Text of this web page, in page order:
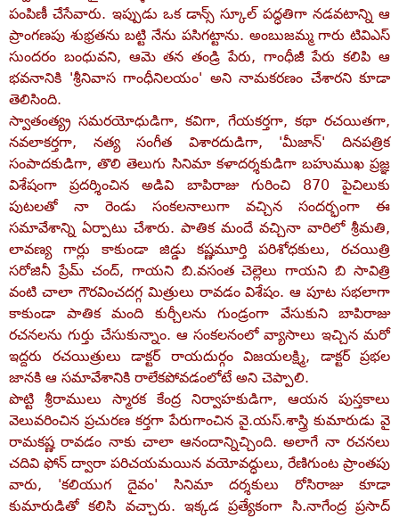
పంపిణీ చేసేవారు. ఇప్పుడు ఒక డాన్స్‌ స్కూల్‌ పద్ధతిగా నడవటాన్ని ఆ
ప్రాంగణపు శుభ్రతను బట్టి నేను పసిగట్టాను. అంబుజమ్మ గారు టివిఎస్‌
సుందరం బంధువని, ఆమె తన తండ్రి పేరు, గాంధీజీ పేరు కలిపి ఆ
భవనానికి 'శ్రీనివాస గాంధీనిలయం' అని నామకరణం చేశారని కూడా
తెలిసింది.
స్వాతంత్య్ర సమరయోధుడిగా, కవిగా, గేయకర్తగా, కథా రచయితగా,
నవలాకర్తగా, నత్య సంగీత విశారదుడిగా, 'మీజాన్‌' దినపత్రిక
సంపాదకుడిగా, తొలి తెలుగు సినిమా కళాదర్శకుడిగా బహుముఖ ప్రజ్ఞ
విశేషంగా ప్రదర్శించిన అడివి బాపిరాజు గురించి 870 పైచిలుకు
పుటలతో నా రెండు సంకలనాలుగా వచ్చిన సందర్భంగా ఈ
సమావేశాన్ని ఏర్పాటు చేశారు. పాతిక మందే వచ్చినా వారిలో శ్రీమతి,
లావణ్య గార్లు కాకుండా జిడ్డు కష్ణమూర్తి పరిశోధకులు, రచయిత్రి
సరోజినీ ప్రేమ్‌ చంద్‌, గాయని బి.వసంత చెల్లెలు గాయని బి సావిత్రి
వంటి చాలా గౌరవించదగ్గ మిత్రులు రావడం విశేషం. ఆ పూట సభలాగా
కాకుండా పాతిక మంది కుర్చీలను గుండ్రంగా వేసుకుని బాపిరాజు
రచనలను గుర్తు చేసుకున్నాం. ఆ సంకలనంలో వ్యాసాలు ఇచ్చిన మరో
ఇద్దరు రచయిత్రులు డాక్టర్‌ రాయదుర్గం విజయలక్ష్మి, డాక్టర్‌ ప్రభల
జానకి ఆ సమావేశానికి రాలేకపోవడంలోటే అని చెప్పాలి.
పొట్టి శ్రీరాములు స్మారక కేంద్ర నిర్వాహకుడిగా, ఆయన పుస్తకాలు
వెలువరించిన ప్రచురణ కర్తగా పేరుగాంచిన వై.యస్‌.శాస్త్రి కుమారుడు వై
రామకష్ణ రావడం నాకు చాలా ఆనందాన్నిచ్చింది. అలాగే నా రచనలు
చదివి ఫోన్‌ ద్వారా పరిచయమయిన వయోవద్ధులు, రేణిగుంట ప్రాంతపు
వారు, 'కలియుగ దైవం' సినిమా దర్శకులు రోసిరాజు కూడా
కుమారుడితో కలిసి వచ్చారు. ఇక్కడ ప్రత్యేకంగా సి.నాగేంద్ర ప్రసాద్‌